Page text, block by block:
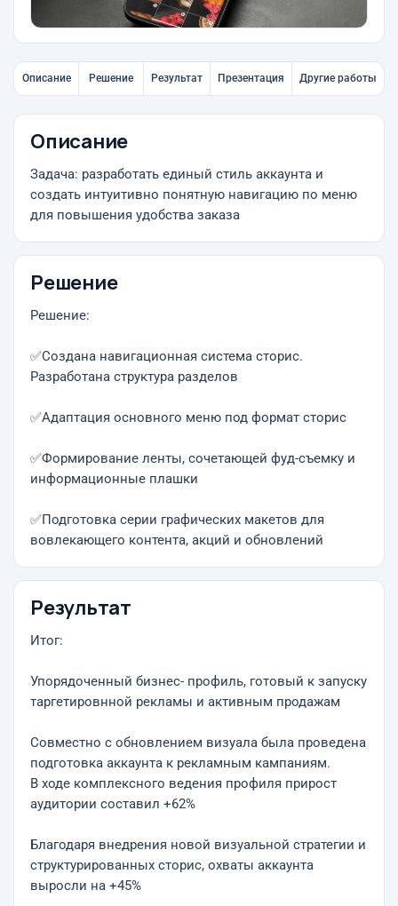
Описание Решение Результат Презентация Другие работы
Описание
Задача: разработать единый стиль аккаунта и
создать интуитивно понятную навигацию по меню
для повышения удобства заказа
Решение
Решение:
✅Создана навигационная система сторис.
Разработана структура разделов
✅Адаптация основного меню под формат сторис
✅Формирование ленты, сочетающей фуд-съемку и
информационные плашки
✅Подготовка серии графических макетов для
вовлекающего контента, акций и обновлений
Результат
Итог:
Упорядоченный бизнес- профиль, готовый к запуску
таргетировнной рекламы и активным продажам
Совместно с обновлением визуала была проведена
подготовка аккаунта к рекламным кампаниям.
В ходе комплексного ведения профиля прирост
аудитории составил +62%
Благодаря внедрения новой визуальной стратегии и
структурированных сторис, охваты аккаунта
выросли на +45%